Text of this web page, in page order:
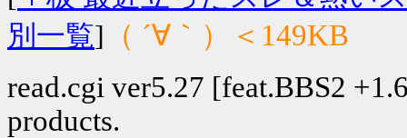
別一覧] （ ´∀｀）＜149KB
read.cgi ver5.27 [feat.BBS2
products.